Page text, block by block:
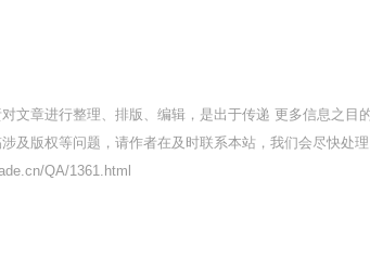
文章进行整理、排版、编辑，是出于传递 更多信息之目
及版权等问题，请作者在及时联系本站，我们会尽快处理
QA/1361.html